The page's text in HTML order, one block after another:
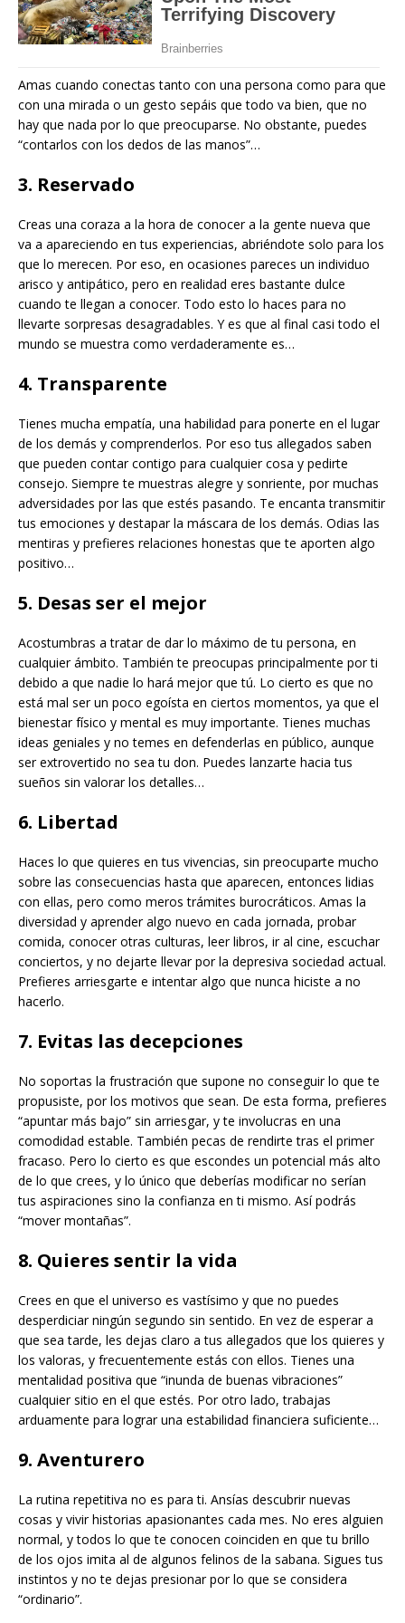
Amas cuando conectas tanto con una persona como para que
con una mirada o un gesto sepáis que todo va bien, que no
hay que nada por lo que preocuparse. No obstante, puedes
“contarlos con los dedos de las manos”…
3. Reservado
Creas una coraza a la hora de conocer a la gente nueva que
va a apareciendo en tus experiencias, abriéndote solo para los
que lo merecen. Por eso, en ocasiones pareces un individuo
arisco y antipático, pero en realidad eres bastante dulce
cuando te llegan a conocer. Todo esto lo haces para no
llevarte sorpresas desagradables. Y es que al final casi todo el
mundo se muestra como verdaderamente es…
4. Transparente
Tienes mucha empatía, una habilidad para ponerte en el lugar
de los demás y comprenderlos. Por eso tus allegados saben
que pueden contar contigo para cualquier cosa y pedirte
consejo. Siempre te muestras alegre y sonriente, por muchas
adversidades por las que estés pasando. Te encanta transmitir
tus emociones y destapar la máscara de los demás. Odias las
mentiras y prefieres relaciones honestas que te aporten algo
positivo…
5. Desas ser el mejor
Acostumbras a tratar de dar lo máximo de tu persona, en
cualquier ámbito. También te preocupas principalmente por ti
debido a que nadie lo hará mejor que tú. Lo cierto es que no
está mal ser un poco egoísta en ciertos momentos, ya que el
bienestar físico y mental es muy importante. Tienes muchas
ideas geniales y no temes en defenderlas en público, aunque
ser extrovertido no sea tu don. Puedes lanzarte hacia tus
sueños sin valorar los detalles…
6. Libertad
Haces lo que quieres en tus vivencias, sin preocuparte mucho
sobre las consecuencias hasta que aparecen, entonces lidias
con ellas, pero como meros trámites burocráticos. Amas la
diversidad y aprender algo nuevo en cada jornada, probar
comida, conocer otras culturas, leer libros, ir al cine, escuchar
conciertos, y no dejarte llevar por la depresiva sociedad actual.
Prefieres arriesgarte e intentar algo que nunca hiciste a no
hacerlo.
7. Evitas las decepciones
No soportas la frustración que supone no conseguir lo que te
propusiste, por los motivos que sean. De esta forma, prefieres
“apuntar más bajo” sin arriesgar, y te involucras en una
comodidad estable. También pecas de rendirte tras el primer
fracaso. Pero lo cierto es que escondes un potencial más alto
de lo que crees, y lo único que deberías modificar no serían
tus aspiraciones sino la confianza en ti mismo. Así podrás
“mover montañas”.
8. Quieres sentir la vida
Crees en que el universo es vastísimo y que no puedes
desperdiciar ningún segundo sin sentido. En vez de esperar a
que sea tarde, les dejas claro a tus allegados que los quieres y
los valoras, y frecuentemente estás con ellos. Tienes una
mentalidad positiva que “inunda de buenas vibraciones”
cualquier sitio en el que estés. Por otro lado, trabajas
arduamente para lograr una estabilidad financiera suficiente…
9. Aventurero
La rutina repetitiva no es para ti. Ansías descubrir nuevas
cosas y vivir historias apasionantes cada mes. No eres alguien
normal, y todos lo que te conocen coinciden en que tu brillo
de los ojos imita al de algunos felinos de la sabana. Sigues tus
instintos y no te dejas presionar por lo que se considera
“ordinario”.